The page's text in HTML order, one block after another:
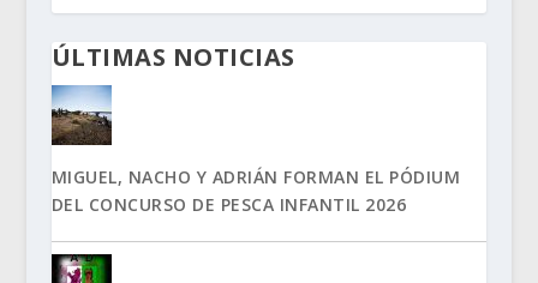
ÚLTIMAS NOTICIAS
MIGUEL, NACHO Y ADRIÁN FORMAN EL PÓDIUM
DEL CONCURSO DE PESCA INFANTIL 2026